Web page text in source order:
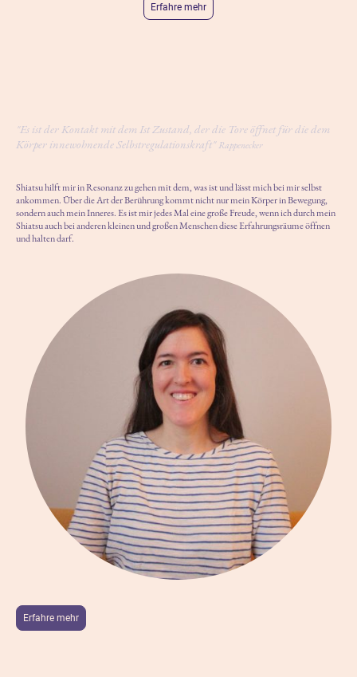
Erfahre mehr
"Es ist der Kontakt mit dem Ist Zustand, der die Tore öffnet für die dem
Körper innewohnende Selbstregulationskraft"Rappenecker
Shiatsu hilft mir in Resonanz zu gehen mit dem, was ist und lässt mich bei mir selbst
ankommen. Über die Art der Berührung kommt nicht nur mein Körper in Bewegung,
sondern auch mein Inneres. Es ist mir jedes Mal eine große Freude, wenn ich durch mein
Shiatsu auch bei anderen kleinen und großen Menschen diese Erfahrungsräume öffnen
und halten darf.
Erfahre mehr